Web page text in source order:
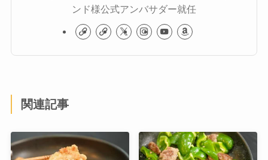
ンド様公式アンバサダー就任
関連記事